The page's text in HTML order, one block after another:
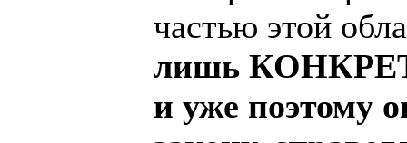
частью этой
лишь
и уже поэтому